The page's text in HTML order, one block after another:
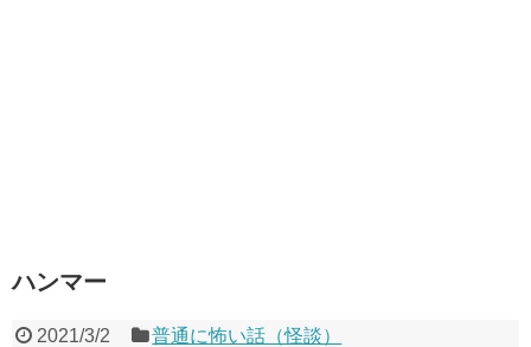
ハンマー
2021/3/2 普通に怖い話（怪談）